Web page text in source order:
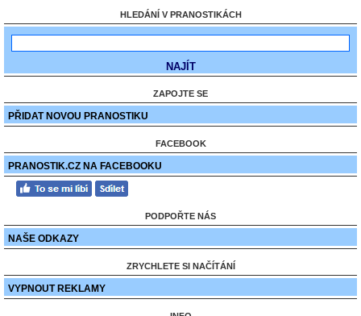
HLEDÁNÍ V PRANOSTIKÁCH
ZAPOJTE SE
PŘIDAT NOVOU PRANOSTIKU
FACEBOOK
PRANOSTIK.CZ NA FACEBOOKU
PODPOŘTE NÁS
NAŠE ODKAZY
ZRYCHLETE SI NAČÍTÁNÍ
VYPNOUT REKLAMY